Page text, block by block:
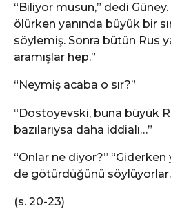
“Biliyor musun,” dedi
ölürken yanında büyük bir
söylemiş. Sonra bütün Rus
aramışlar hep.”
“Neymiş acaba o sır?”
“Dostoyevski, buna büyük
bazılarıysa daha iddialı…”
“Onlar ne diyor?” “Giderken
de götürdüğünü
(s. 20-23)